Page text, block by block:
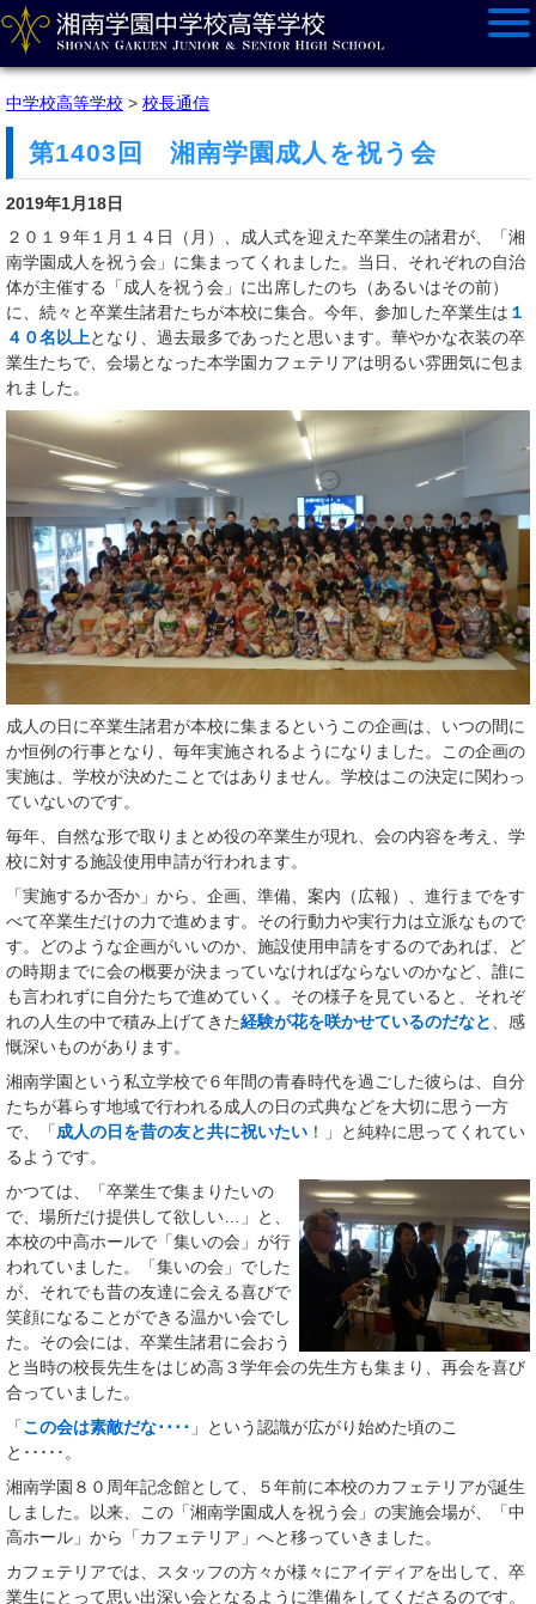
中学校高等学校 > 校長通信
第1403回 湘南学園成人を祝う会
2019年1月18日
２０１９年１月１４日（月）、成人式を迎えた卒業生の諸君が、「湘
南学園成人を祝う会」に集まってくれました。当日、それぞれの自治
体が主催する「成人を祝う会」に出席したのち（あるいはその前）
に、続々と卒業生諸君たちが本校に集合。今年、参加した卒業生は １
４０名以上となり、過去最多であったと思います。華やかな衣装の卒
業生たちで、会場となった本学園カフェテリアは明るい雰囲気に包ま
れました。
成人の日に卒業生諸君が本校に集まるというこの企画は、いつの間に
か恒例の行事となり、毎年実施されるようになりました。この企画の
実施は、学校が決めたことではありません。学校はこの決定に関わっ
ていないのです。
毎年、自然な形で取りまとめ役の卒業生が現れ、会の内容を考え、学
校に対する施設使用申請が行われます。
「実施するか否か」から、企画、準備、案内（広報）、進行までをす
べて卒業生だけの力で進めます。その行動力や実行力は立派なもので
す。どのような企画がいいのか、施設使用申請をするのであれば、ど
の時期までに会の概要が決まっていなければならないのかなど、誰に
も言われずに自分たちで進めていく。その様子を見ていると、それぞ
れの人生の中で積み上げてきた経験が花を咲かせているのだなと
、感
慨深いものがあります。
湘南学園という私立学校で６年間の青春時代を過ごした彼らは、自分
たちが暮らす地域で行われる成人の日の式典などを大切に思う一方
で、「成人の日を昔の友と共に祝いたい ！」と純粋に思ってくれてい
るようです。
かつては、「卒業生で集まりたいの
で、場所だけ提供して欲しい…」と、
本校の中高ホールで「集いの会」が行
われていました。「集いの会」でした
が、それでも昔の友達に会える喜びで
笑顔になることができる温かい会でし
た。その会には、卒業生諸君に会おう
と当時の校長先生をはじめ高３学年会の先生方も集まり、再会を喜び
合っていました。
「この会は素敵だな････ 」という認識が広がり始めた頃のこ
と･････。
湘南学園８０周年記念館として、５年前に本校のカフェテリアが誕生
しました。以来、この「湘南学園成人を祝う会」の実施会場が、「中
高ホール」から「カフェテリア」へと移っていきました。
カフェテリアでは、スタッフの方々が様々にアイディアを出して、卒
業生にとって思い出深い会となるように準備をしてくださるのです。